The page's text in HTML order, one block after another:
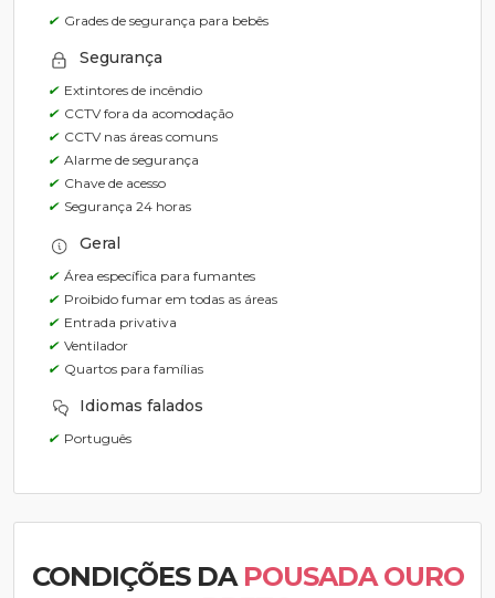
✔ Grades de segurança para bebês
Segurança
✔ Extintores de incêndio
✔ CCTV fora da acomodação
✔ CCTV nas áreas comuns
✔ Alarme de segurança
✔ Chave de acesso
✔ Segurança 24 horas
Geral
✔ Área específica para fumantes
✔ Proibido fumar em todas as áreas
✔ Entrada privativa
✔ Ventilador
✔ Quartos para famílias
Idiomas falados
✔ Português
CONDIÇÕES DA POUSADA OURO